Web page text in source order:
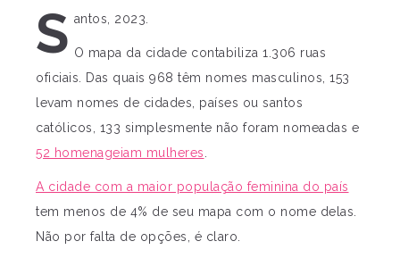
S antos, 2023.
O mapa da cidade contabiliza 1.306 ruas
oficiais. Das quais 968 têm nomes masculinos, 153
levam nomes de cidades, países ou santos
católicos, 133 simplesmente não foram nomeadas e
52 homenageiam mulheres
A cidade com a maior população feminina do país
tem menos de 4% de seu mapa com o nome delas.
Não por falta de opções, é claro.